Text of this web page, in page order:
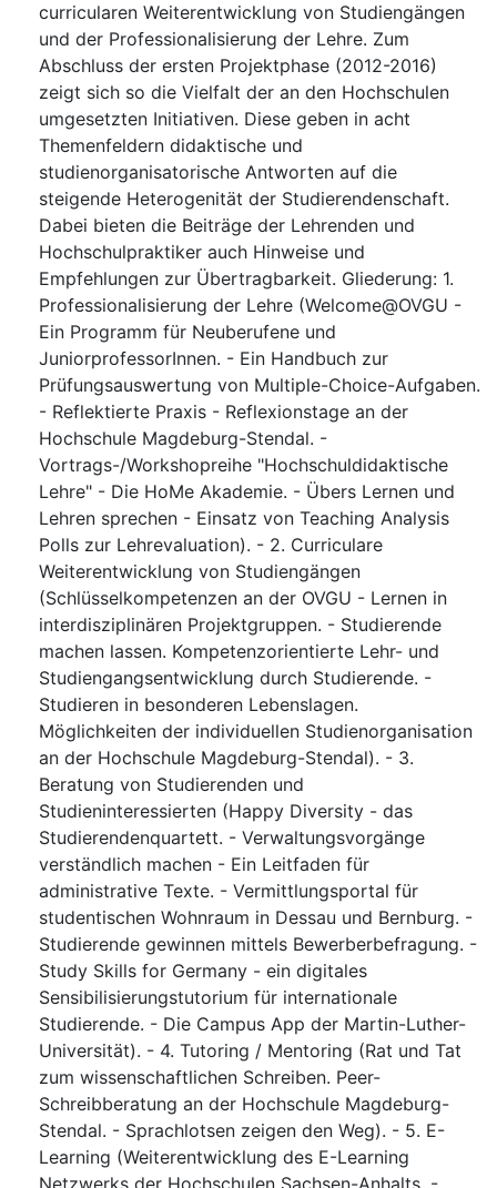
curricularen Weiterentwicklung von Studiengängen
und der Professionalisierung der Lehre. Zum
Abschluss der ersten Projektphase (2012-2016)
zeigt sich so die Vielfalt der an den Hochschulen
umgesetzten Initiativen. Diese geben in acht
Themenfeldern didaktische und
studienorganisatorische Antworten auf die
steigende Heterogenität der Studierendenschaft.
Dabei bieten die Beiträge der Lehrenden und
Hochschulpraktiker auch Hinweise und
Empfehlungen zur Übertragbarkeit. Gliederung: 1.
Professionalisierung der Lehre (Welcome@OVGU -
Ein Programm für Neuberufene und
JuniorprofessorInnen. - Ein Handbuch zur
Prüfungsauswertung von Multiple-Choice-Aufgaben.
- Reflektierte Praxis - Reflexionstage an der
Hochschule Magdeburg-Stendal. -
Vortrags-/Workshopreihe "Hochschuldidaktische
Lehre" - Die HoMe Akademie. - Übers Lernen und
Lehren sprechen - Einsatz von Teaching Analysis
Polls zur Lehrevaluation). - 2. Curriculare
Weiterentwicklung von Studiengängen
(Schlüsselkompetenzen an der OVGU - Lernen in
interdisziplinären Projektgruppen. - Studierende
machen lassen. Kompetenzorientierte Lehr- und
Studiengangsentwicklung durch Studierende. -
Studieren in besonderen Lebenslagen.
Möglichkeiten der individuellen Studienorganisation
an der Hochschule Magdeburg-Stendal). - 3.
Beratung von Studierenden und
Studieninteressierten (Happy Diversity - das
Studierendenquartett. - Verwaltungsvorgänge
verständlich machen - Ein Leitfaden für
administrative Texte. - Vermittlungsportal für
studentischen Wohnraum in Dessau und Bernburg. -
Studierende gewinnen mittels Bewerberbefragung. -
Study Skills for Germany - ein digitales
Sensibilisierungstutorium für internationale
Studierende. - Die Campus App der Martin-Luther-
Universität). - 4. Tutoring / Mentoring (Rat und Tat
zum wissenschaftlichen Schreiben. Peer-
Schreibberatung an der Hochschule Magdeburg-
Stendal. - Sprachlotsen zeigen den Weg). - 5. E-
Learning (Weiterentwicklung des E-Learning